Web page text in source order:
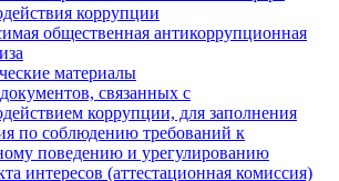
коррупции
общественная антикоррупционная
материалы
связанных с
коррупции, для заполнения
по соблюдению требований к
поведению и урегулированию
интересов (аттестационная комиссия)